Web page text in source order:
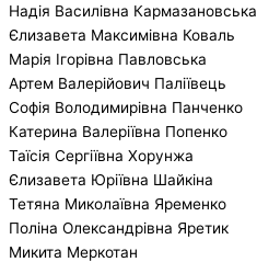
Надія Василівна Кармазановська
Єлизавета Максимівна Коваль
Марія Ігорівна Павловська
Артем Валерійович Паліївець
Софія Володимирівна Панченко
Катерина Валеріївна Попенко
Таїсія Сергіївна Хорунжа
Єлизавета Юріївна Шайкіна
Тетяна Миколаївна Яременко
Поліна Олександрівна Яретик
Микита Меркотан